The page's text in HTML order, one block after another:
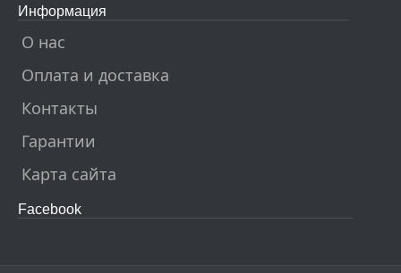
Информация
О нас
Оплата и доставка
Контакты
Гарантии
Карта сайта
Facebook